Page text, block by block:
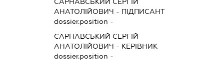
АНАТОЛІЙОВИЧ - ПІДПИСАНТ
dossier.position -
САРНАВСЬКИЙ СЕРГІЙ
АНАТОЛІЙОВИЧ - КЕРІВНИК
dossier.position -